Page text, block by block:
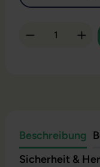
Produkt
Beschreibung
Sicherheit &